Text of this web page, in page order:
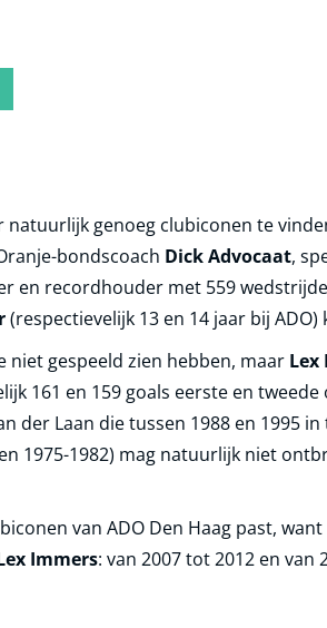
natuurlijk genoeg clubiconen te
bondscoach Dick Advocaat,
en recordhouder met 559
(respectievelijk 13 en 14 jaar bij
niet gespeeld zien hebben, maar Lex
161 en 159 goals eerste en
der Laan die tussen 1988 en 1995
1975-1982) mag natuurlijk niet
van ADO Den Haag past,
Immers: van 2007 tot 2012 en